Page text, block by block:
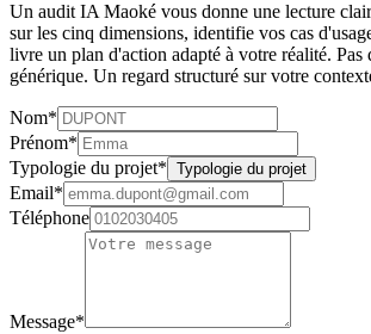
Un audit IA Maoké vous donne une lecture
sur les cinq dimensions, identifie vos cas
livre un plan d'action adapté à votre réalité. Pas
générique. Un regard structuré sur votre
Nom*
Prénom*
Typologie du projet* Typologie du projet
Email*
Téléphone
Message*